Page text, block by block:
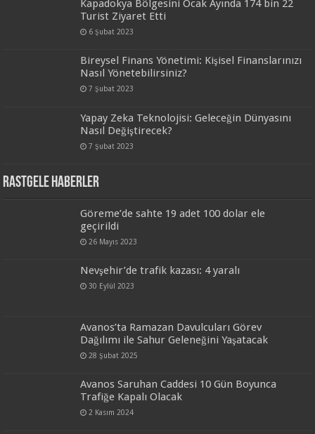
Kapadokya Bölgesini Ocak Ayında 174 bin 22
Turist Ziyaret Etti
6 Şubat 2023
Bireysel Finans Yönetimi: Kişisel Finanslarınızı
Nasıl Yönetebilirsiniz?
7 Şubat 2023
Yapay Zeka Teknolojisi: Geleceğin Dünyasını
Nasıl Değiştirecek?
7 Şubat 2023
Rastgele Haberler
Göreme’de sahte 19 adet 100 dolar ele
geçirildi
26 Mayıs 2023
Nevşehir’de trafik kazası: 4 yaralı
30 Eylül 2023
Avanos’ta Ramazan Davulcuları Görev
Dağılımı ile Sahur Geleneğini Yaşatacak
28 Şubat 2025
Avanos Saruhan Caddesi 10 Gün Boyunca
Trafiğe Kapalı Olacak
2 Kasım 2024